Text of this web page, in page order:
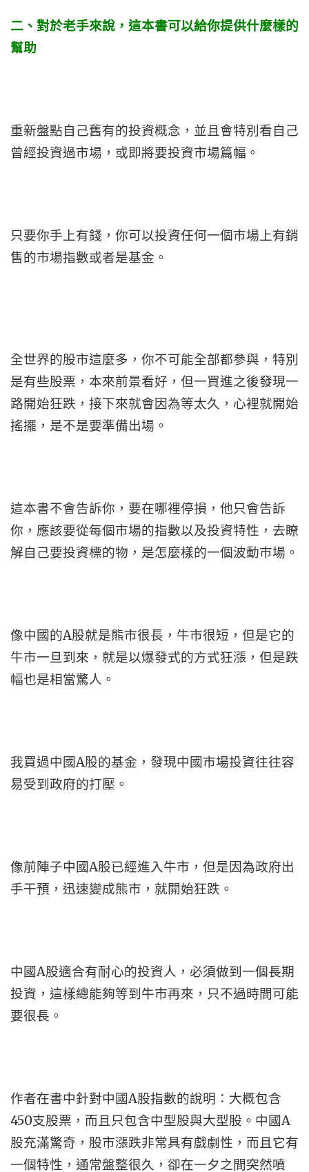
二、對於老手來說，這本書可以給你提供什麼樣的
幫助
重新盤點自己舊有的投資概念，並且會特別看自己
曾經投資過市場，或即將要投資市場篇幅。
只要你手上有錢，你可以投資任何一個市場上有銷
售的市場指數或者是基金。
全世界的股市這麼多，你不可能全部都參與，特別
是有些股票，本來前景看好，但一買進之後發現一
路開始狂跌，接下來就會因為等太久，心裡就開始
搖擺，是不是要準備出場。
這本書不會告訴你，要在哪裡停損，他只會告訴
你，應該要從每個市場的指數以及投資特性，去瞭
解自己要投資標的物，是怎麼樣的一個波動巿場。
像中國的A股就是熊市很長，牛市很短，但是它的
牛市一旦到來，就是以爆發式的方式狂漲，但是跌
幅也是相當驚人。
我買過中國A股的基金，發現中國市場投資往往容
易受到政府的打壓。
像前陣子中國A股已經進入牛市，但是因為政府出
手干預，迅速變成熊市，就開始狂跌。
中國A股適合有耐心的投資人，必須做到一個長期
投資，這樣總能夠等到牛市再來，只不過時間可能
要很長。
作者在書中針對中國A股指數的說明：大概包含
450支股票，而且只包含中型股與大型股。中國A
股充滿驚奇，股市漲跌非常具有戲劇性，而且它有
一個特性，通常盤整很久，卻在一夕之間突然噴